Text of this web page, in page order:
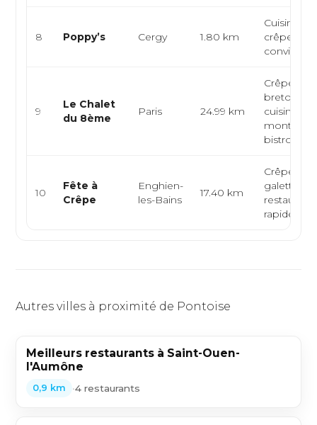
8 Poppy’s Cergy 1.80 km
Cuisine
crêperie,
conviviale
9
Le Chalet
du 8ème
Paris 24.99 km
Crêperie
bretonne,
cuisine de
bistrot de
10
Fête à
Crêpe
Enghien-
les-Bains
17.40 km
Crêperie,
galettes,
rapide
Autres villes à proximité de Pontoise
Meilleurs restaurants à Saint-Ouen-
l'Aumône
0,9 km •4 restaurants